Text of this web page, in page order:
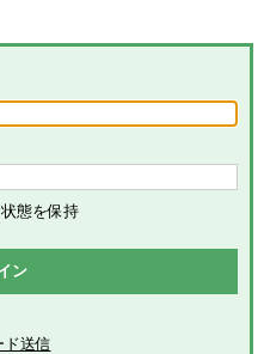
おける会員限定コンテンツの
員に対するメールの配信その他
用希望者で、本規約に同意のう
に従い、会員登録を完了した方
味します。
護の保護に関する法律第２条第
態を保持
ン
ド送信